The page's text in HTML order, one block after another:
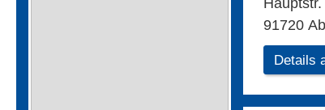
91720
Details